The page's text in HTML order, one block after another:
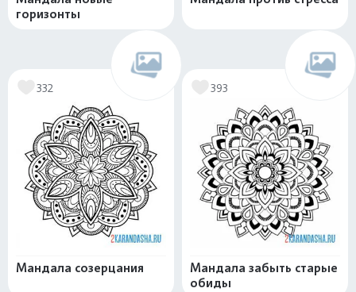
горизонты
332
Мандала созерцания
393
Мандала забыть старые
обиды